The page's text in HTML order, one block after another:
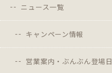
ニュース一覧
キャンペーン情報
営業案内・ぶんぶん登場日